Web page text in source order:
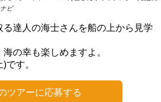
ビ
達人の海士さんを船の上から見学
の幸も楽しめますよ。
です。
ツアーに応募する